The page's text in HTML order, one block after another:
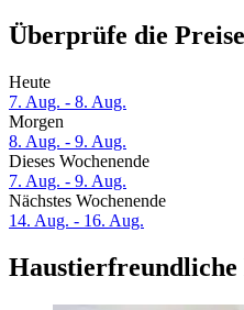
Überprüfe die
Heute
7. Aug. - 8. Aug.
Morgen
8. Aug. - 9. Aug.
Dieses Wochenende
7. Aug. - 9. Aug.
Nächstes Wochenende
14. Aug. - 16. Aug.
Haustierfreundliche